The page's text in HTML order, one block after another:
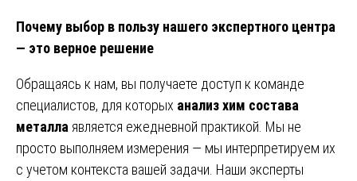
Почему выбор в пользу нашего экспертного центра
— это верное решение
Обращаясь к нам, вы получаете доступ к команде
специалистов, для которых анализ хим состава
металла является ежедневной практикой. Мы не
просто выполняем измерения — мы интерпретируем их
с учетом контекста вашей задачи. Наши эксперты